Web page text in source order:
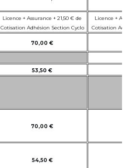
Licence + Assurance + 21,50 € de
Cotisation Adhésion Section Cyclo
Licence +
Cotisation
70,00 €
53,50 €
70,00 €
54,50 €